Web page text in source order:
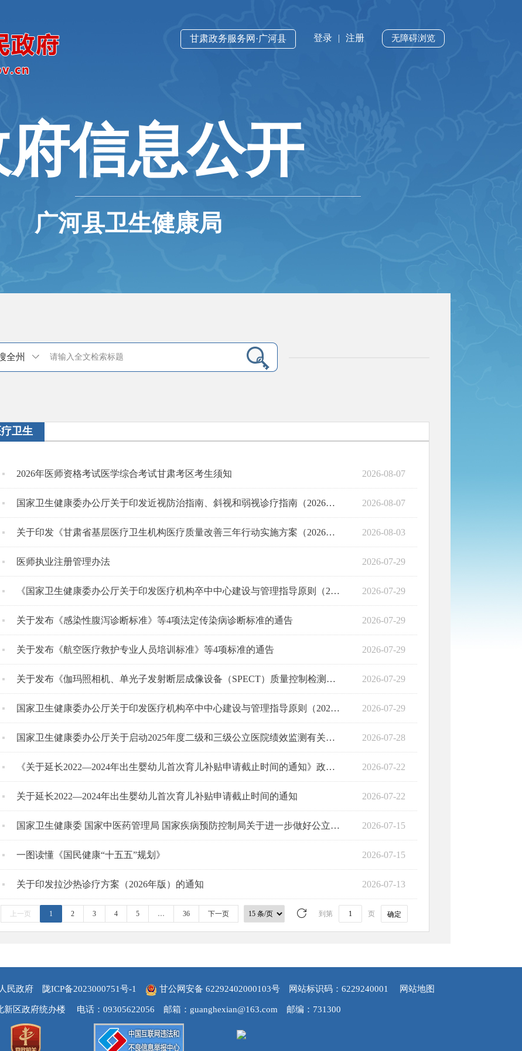
无障碍浏览
登录 | 注册
甘肃政务服务网·广河县
信息公开
广河县卫生健康局
全州
疗卫生
2026年医师资格考试医学综合考试甘肃考区考生须知 2026-08-07
国家卫生健康委办公厅关于印发近视防治指南、斜视和弱视诊疗指南（2026年版）的通知 2026-08-07
关于印发《甘肃省基层医疗卫生机构医疗质量改善三年行动实施方案（2026—2028年）》的通知 2026-08-03
医师执业注册管理办法 2026-07-29
《国家卫生健康委办公厅关于印发医疗机构卒中中心建设与管理指导原则（2026年版）的通知》政策解读 2026-07-29
关于发布《感染性腹泻诊断标准》等4项法定传染病诊断标准的通告 2026-07-29
关于发布《航空医疗救护专业人员培训标准》等4项标准的通告 2026-07-29
关于发布《伽玛照相机、单光子发射断层成像设备（SPECT）质量控制检测标准》等4项标准的通告 2026-07-29
国家卫生健康委办公厅关于印发医疗机构卒中中心建设与管理指导原则（2026年版）的通知 2026-07-29
国家卫生健康委办公厅关于启动2025年度二级和三级公立医院绩效监测有关工作的通知 2026-07-28
《关于延长2022—2024年出生婴幼儿首次育儿补贴申请截止时间的通知》政策解读 2026-07-22
关于延长2022—2024年出生婴幼儿首次育儿补贴申请截止时间的通知 2026-07-22
国家卫生健康委 国家中医药管理局 国家疾病预防控制局关于进一步做好公立医疗卫生机构医用设备集中采购工作的通知 2026-07-15
一图读懂《国民健康“十五五”规划》 2026-07-15
关于印发拉沙热诊疗方案（2026年版）的通知 2026-07-13
上一页 1 2 3 4 5 … 36 下一页 到第 页 确定
民政府 陇ICP备2023000751号-1 甘公网安备 62292402000103号 网站标识码：6229240001 网站地图
新区政府统办楼 电话：09305622056 邮箱：guanghexian@163.com 邮编：731300